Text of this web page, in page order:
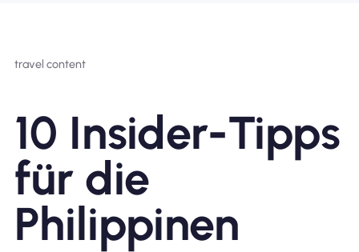
Shop-Tarife
Über eSIM
travel content
10 Insider-Tipps
für die
Philippinen